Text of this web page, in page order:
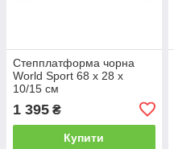
Степплатформа чорна
World Sport 68 х 28 х
10/15 см
1 395 ₴
Купити